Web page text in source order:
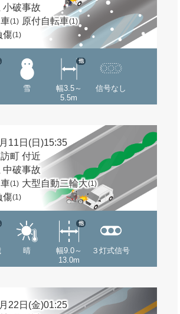
小破事故
(1) 原付自転車(1)
傷(1)
雪
幅3.5～
5.5m
他
信号なし
11日(日)15:35
町 付近
中破事故
(1) 大型自動二輪大(1)
傷(1)
晴
幅9.0～
13.0m
他
３灯式信号
22日(金)01:25